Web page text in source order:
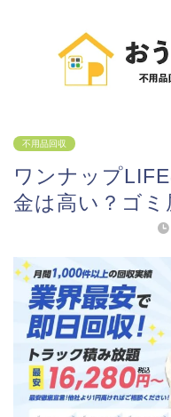
不用品回収
ワンナップ
金は高い？ゴミ